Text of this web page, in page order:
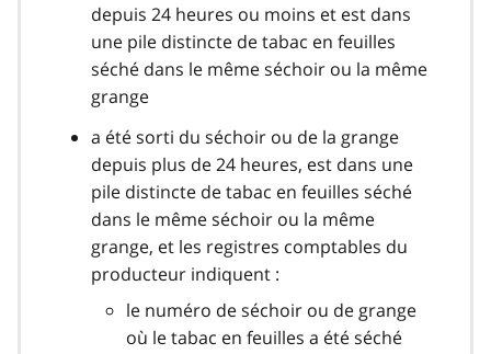
depuis 24 heures ou moins et est dans
une pile distincte de tabac en feuilles
séché dans le même séchoir ou la même
grange
a été sorti du séchoir ou de la grange
depuis plus de 24 heures, est dans une
pile distincte de tabac en feuilles séché
dans le même séchoir ou la même
grange, et les registres comptables du
producteur indiquent :
le numéro de séchoir ou de grange
où le tabac en feuilles a été séché